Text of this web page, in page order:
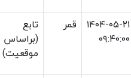
۱۴۰۴-۰۵-۲۱
۰۹:۴۰:۰۰
قمر
تابع
(براساس
موقعیت)